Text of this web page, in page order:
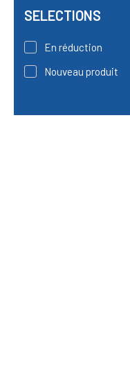
SELECTIONS
En réduction
Nouveau produit